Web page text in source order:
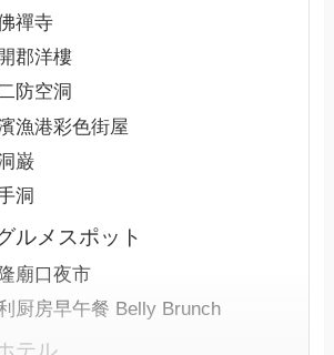
禪寺
郡洋樓
防空洞
漁港彩色街屋
巌
洞
ルメスポット
廟口夜市
厨房早午餐 Belly Brunch
テル